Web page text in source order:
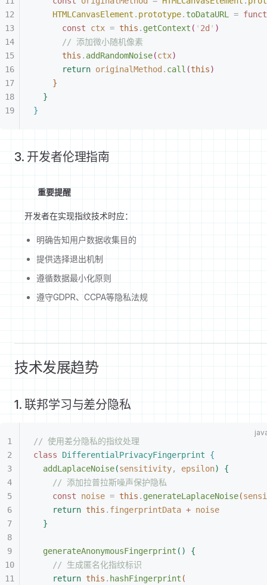
HTMLCanvasElement . prototype. toDataURL =
const ctx = this . getContext ( ' 2d ' )
// 添加微小随机像素
this . addRandomNoise(ctx)
return originalMethod . call (this)
}
}
}
3. 开发者伦理指南
重要提醒
开发者在实现指纹技术时应：
明确告知用户数据收集目的
提供选择退出机制
遵循数据最小化原则
遵守GDPR、CCPA等隐私法规
技术发展趋势
1. 联邦学习与差分隐私
// 使用差分隐私的指纹处理
class DifferentialPrivacyFingerprint
{
addLaplaceNoise(sensitivity, epsilon)
{
// 添加拉普拉斯噪声保护隐私
const noise = this . generateLaplaceNoise(
return this . fingerprintData + noise
}
generateAnonymousFingerprint ( )
{
// 生成匿名化指纹标识
return this . hashFingerprint (